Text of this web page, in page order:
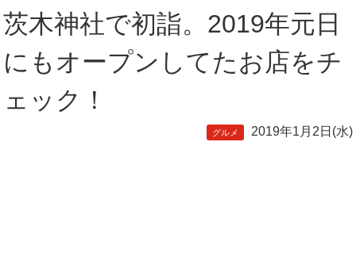
茨木神社で初詣。2019年元日
にもオープンしてたお店をチ
ェック！
グルメ 2019年1月2日(水)